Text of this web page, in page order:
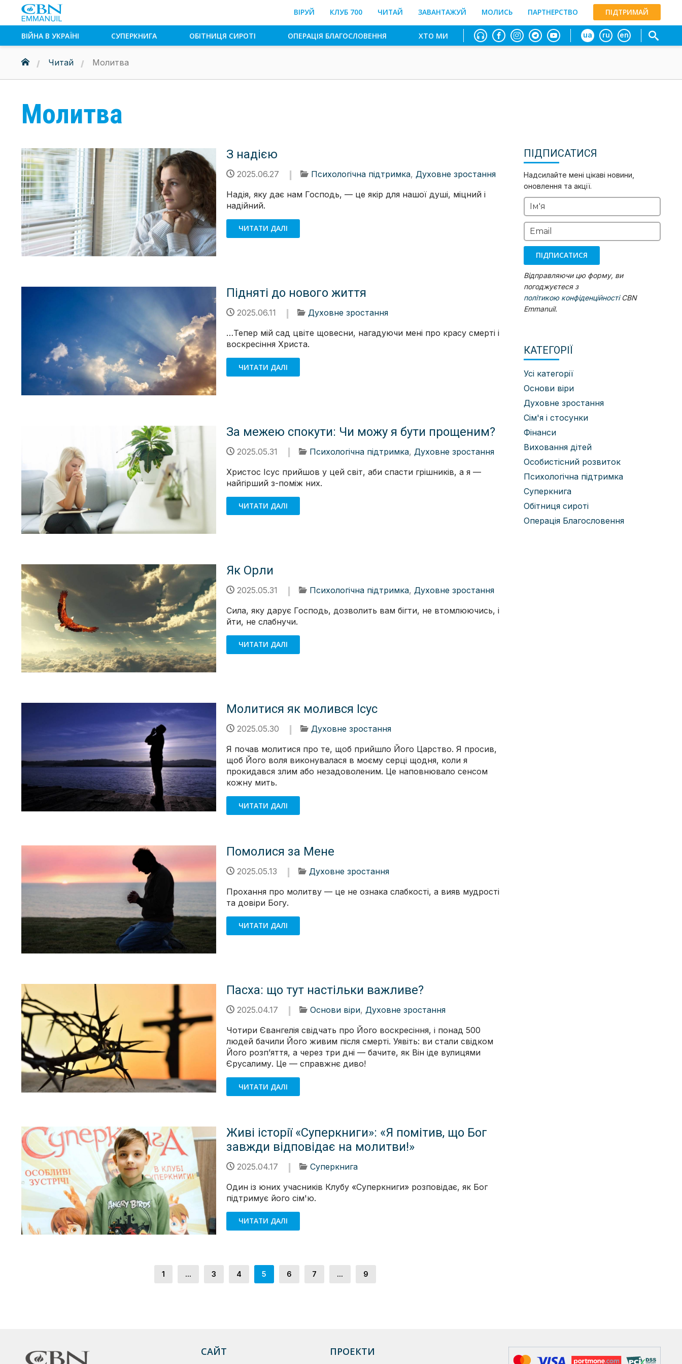
ВІРУЙ КЛУБ 700 ЧИТАЙ ЗАВАНТАЖУЙ МОЛИСЬ ПАРТНЕРСТВО ПІДТРИМАЙ
ВІЙНА В УКРАЇНІ СУПЕРКНИГА ОБІТНИЦЯ СИРОТІ ОПЕРАЦІЯ БЛАГОСЛОВЕННЯ ХТО МИ ua ru en
Читай Молитва
Молитва
З надією
2025.06.27 Психологічна підтримка, Духовне зростання
Надія, яку дає нам Господь, — це якір для нашої душі, міцний і
надійний.
ЧИТАТИ ДАЛІ
Підняті до нового життя
2025.06.11
Духовне зростання
…Тепер мій сад цвіте щовесни, нагадуючи мені про красу смерті і
воскресіння Христа.
ЧИТАТИ ДАЛІ
За межею спокути: Чи можу я бути прощеним?
2025.05.31 Психологічна підтримка, Духовне зростання
Христос Ісус прийшов у цей світ, аби спасти грішників, а я —
найгірший з-поміж них.
ЧИТАТИ ДАЛІ
Як Орли
2025.05.31 Психологічна підтримка, Духовне зростання
Сила, яку дарує Господь, дозволить вам бігти, не втомлюючись, і
йти, не слабнучи.
ЧИТАТИ ДАЛІ
Молитися як молився Ісус
2025.05.30
Духовне зростання
Я почав молитися про те, щоб прийшло Його Царство. Я просив,
щоб Його воля виконувалася в моєму серці щодня, коли я
прокидався злим або незадоволеним. Це наповнювало сенсом
кожну мить.
ЧИТАТИ ДАЛІ
Помолися за Мене
2025.05.13
Духовне зростання
Прохання про молитву — це не ознака слабкості, а вияв мудрості
та довіри Богу.
ЧИТАТИ ДАЛІ
Пасха: що тут настільки важливе?
2025.04.17 Основи віри, Духовне зростання
Чотири Євангелія свідчать про Його воскресіння, і понад 500
людей бачили Його живим після смерті. Уявіть: ви стали свідком
Його розп’яття, а через три дні — бачите, як Він іде вулицями
Єрусалиму. Це — справжнє диво!
ЧИТАТИ ДАЛІ
Живі історії «Суперкниги»: «Я помітив, що Бог
завжди відповідає на молитви!»
2025.04.17
Суперкнига
Один із юних учасників Клубу «Суперкниги» розповідає, як Бог
підтримує його сім'ю.
ЧИТАТИ ДАЛІ
1 ... 3 4 5 6 7 ... 9
ПІДПИСАТИСЯ
Надсилайте мені цікаві новини,
оновлення та акції.
Ім'я
Email
ПІДПИСАТИСЯ
Відправляючи цю форму, ви
погоджуєтеся з
політикою конфіденційностіCBN
Emmanuil.
КАТЕГОРІЇ
Усі категорії
Основи віри
Духовне зростання
Сім'я і стосунки
Фінанси
Виховання дітей
Особистісний розвиток
Психологічна підтримка
Суперкнига
Обітниця сироті
Операція Благословення
САЙТ ПРОЕКТИ